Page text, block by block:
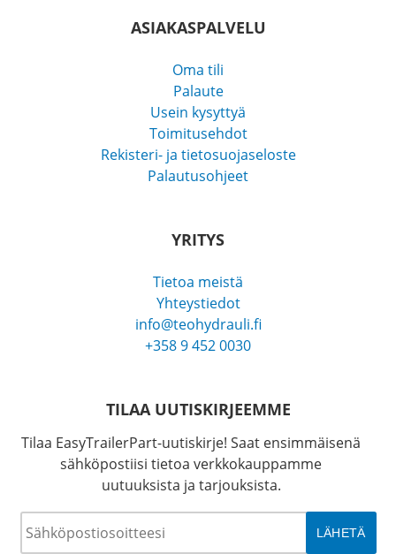
ASIAKASPALVELU
Oma tili
Palaute
Usein kysyttyä
Toimitusehdot
Rekisteri- ja tietosuojaseloste
Palautusohjeet
YRITYS
Tietoa meistä
Yhteystiedot
info@teohydrauli.fi
+358 9 452 0030
TILAA UUTISKIRJEEMME
Tilaa EasyTrailerPart-uutiskirje! Saat ensimmäisenä
sähköpostiisi tietoa verkkokauppamme
uutuuksista ja tarjouksista.